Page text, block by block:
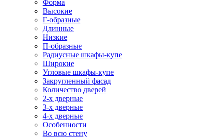
Форма
Высокие
Г-образные
Длинные
Низкие
П-образные
Радиусные шкафы-купе
Широкие
Угловые шкафы-купе
Закругленный фасад
Количество дверей
2-х дверные
3-х дверные
4-х дверные
Особенности
Во всю стену